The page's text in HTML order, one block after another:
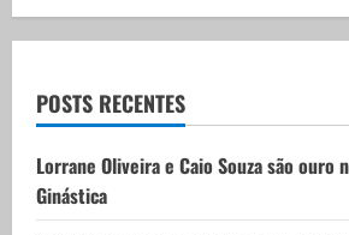
g
t
i
o
POSTS RECENTES
Lorrane Oliveira e Caio Souza são ouro
Ginástica